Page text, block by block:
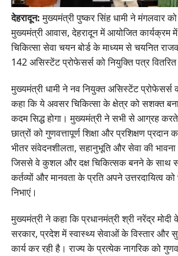
देहरादून:मुख्यमंत्री पुष्कर सिंह धामी ने मंगलवार
मुख्यमंत्री आवास, देहरादून में आयोजित कार्यक्रम
चिकित्सा सेवा चयन बोर्ड के माध्यम से चयनित
142 असिस्टेंट प्रोफेसर्स को नियुक्ति पत्र
मुख्यमंत्री धामी ने नव नियुक्त असिस्टेंट प्रोफेसर्स
कहा कि ये अवसर चिकित्सा के क्षेत्र को सशक्त
कदम सिद्ध होगा। मुख्यमंत्री ने सभी से आग्रह
छात्रों को गुणवत्तापूर्ण शिक्षा और प्रशिक्षण
भीतर संवेदनशीलता, सहानुभूति और सेवा की
जिससे वे कुशल और दक्ष चिकित्सक बनने के साथ
कर्तव्यों और मानवता के प्रति अपने उत्तरदायित्व को
निभाएं।
मुख्यमंत्री ने कहा कि प्रधानमंत्री श्री नरेंद्र मोदी
सरकार, प्रदेश में स्वास्थ्य सेवाओं के विस्तार और
कार्य कर रही है। राज्य के प्रत्येक नागरिक को